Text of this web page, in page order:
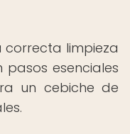
correcta limpieza
esenciales
un cebiche de